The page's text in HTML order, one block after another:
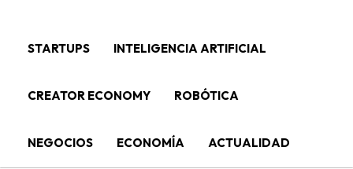
STARTUPS INTELIGENCIA ARTIFICIAL
CREATOR ECONOMY ROBÓTICA
NEGOCIOS ECONOMÍA ACTUALIDAD